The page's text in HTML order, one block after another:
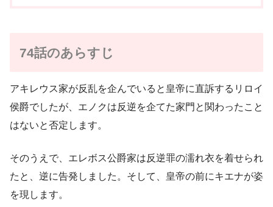
74話のあらすじ
アキレウス家が反乱を企んでいると皇帝に直訴するリロイ
侯爵でしたが、エノクは反逆を企てた家門と関わったこと
はないと否定します。
そのうえで、エレボス公爵家は反逆罪の濡れ衣を着せられ
たと、逆に告発しました。そして、皇帝の前にキエナが姿
を現します。